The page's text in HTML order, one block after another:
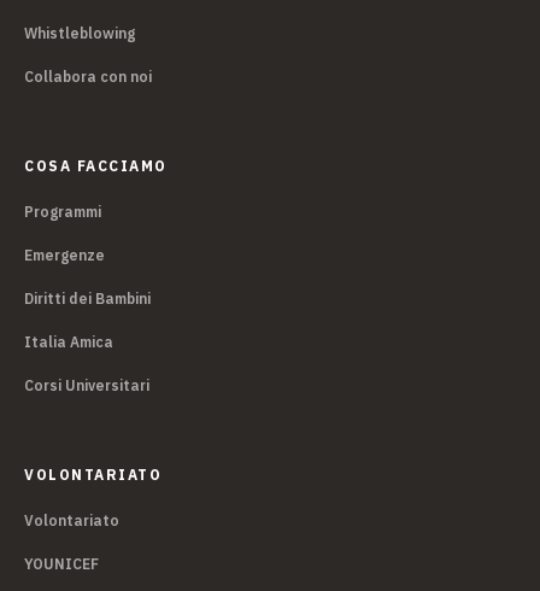
Whistleblowing
Collabora con noi
COSA FACCIAMO
Programmi
Emergenze
Diritti dei Bambini
Italia Amica
Corsi Universitari
VOLONTARIATO
Volontariato
YOUNICEF